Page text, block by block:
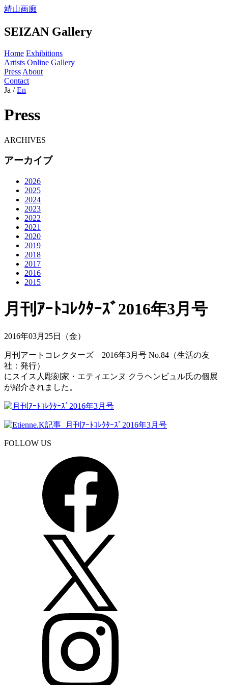
靖山画廊
SEIZAN Gallery
Home Exhibitions
Artists Online Gallery
Press About
Contact
Ja / En
Press
ARCHIVES
アーカイブ
2026
2025
2024
2023
2022
2021
2020
2019
2018
2017
2016
2015
月刊ｱｰﾄｺﾚｸﾀｰｽﾞ2016年3月号
2016年03月25日（金）
月刊アートコレクターズ 2016年3月号 No.84（生活の友
社：発行）
にスイス人彫刻家・エティエンヌ クラヘンビュル氏の個展
が紹介されました。
FOLLOW US